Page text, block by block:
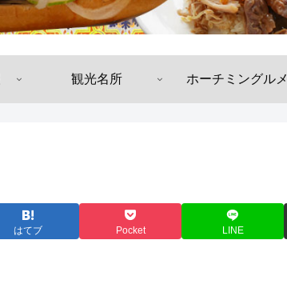
観光名所 ホーチミングルメ
はてブ Pocket LINE